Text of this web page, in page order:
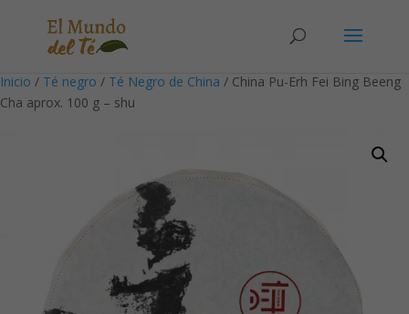
Inicio / Té negro / Té Negro de China / China Pu-Erh Fei Bing Beeng
Cha aprox. 100 g – shu